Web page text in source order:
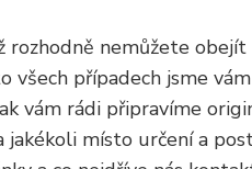
rozhodně nemůžete
všech případech jsme
vám rádi připravíme
jakékoli místo určení a